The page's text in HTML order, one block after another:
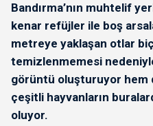
Bandırma’nın muhtelif
kenar refüjler ile boş
metreye yaklaşan otlar
temizlenmemesi
görüntü oluşturuyor hem
çeşitli hayvanların
oluyor.